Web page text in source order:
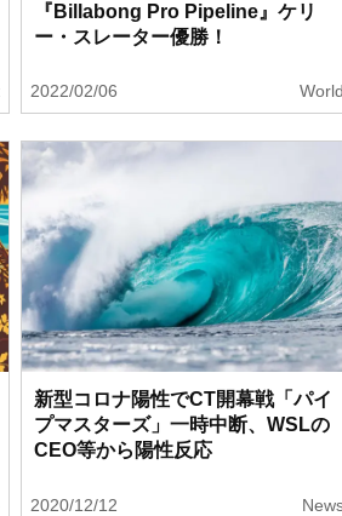
『Billabong Pro Pipeline』ケリ
ー・スレーター優勝！
2022/02/06 World
新型コロナ陽性でCT開幕戦「パイ
プマスターズ」一時中断、WSLの
CEO等から陽性反応
2020/12/12